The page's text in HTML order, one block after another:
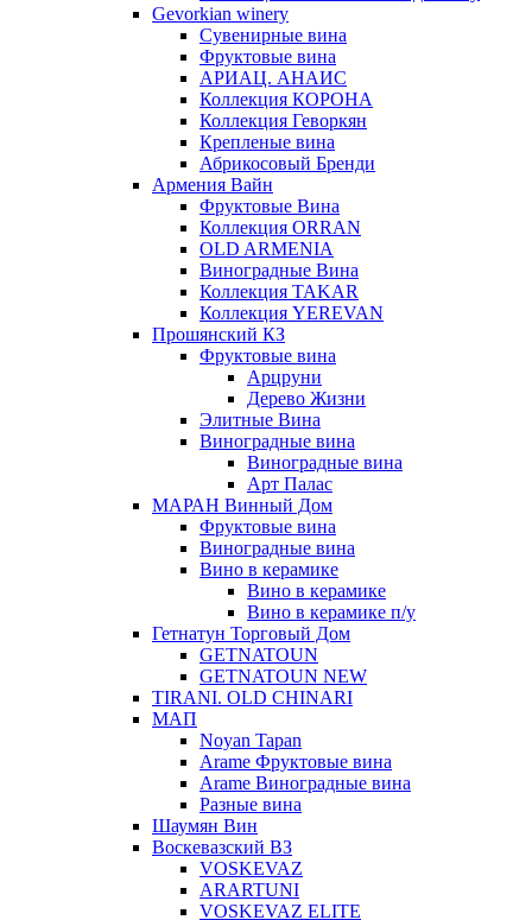
Gevorkian winery
Сувенирные вина
Фруктовые вина
АРИАЦ. АНАИС
Коллекция КОРОНА
Коллекция Геворкян
Крепленые вина
Абрикосовый Бренди
Армения Вайн
Фруктовые Вина
Коллекция ORRAN
OLD ARMENIA
Виноградные Вина
Коллекция TAKAR
Коллекция YEREVAN
Прошянский КЗ
Фруктовые вина
Арцруни
Дерево Жизни
Элитные Вина
Виноградные вина
Виноградные вина
Арт Палас
МАРАН Винный Дом
Фруктовые вина
Виноградные вина
Вино в керамике
Вино в керамике
Вино в керамике п/у
Гетнатун Торговый Дом
GETNATOUN
GETNATOUN NEW
TIRANI. OLD CHINARI
МАП
Noyan Tapan
Arame Фруктовые вина
Arame Виноградные вина
Разные вина
Шаумян Вин
Воскевазский ВЗ
VOSKEVAZ
ARARTUNI
VOSKEVAZ ELITE